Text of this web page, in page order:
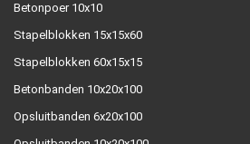
Betonpoer 10x10
Stapelblokken 15x15x60
Stapelblokken 60x15x15
Betonbanden 10x20x100
Opsluitbanden 6x20x100